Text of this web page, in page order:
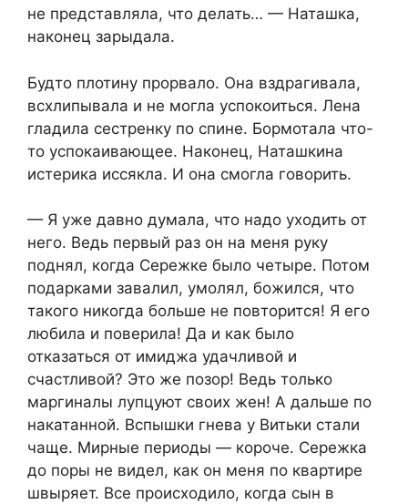
не представляла, что делать… — Наташка,
наконец зарыдала.
Будто плотину прорвало. Она вздрагивала,
всхлипывала и не могла успокоиться. Лена
гладила сестренку по спине. Бормотала что-
то успокаивающее. Наконец, Наташкина
истерика иссякла. И она смогла говорить.
— Я уже давно думала, что надо уходить от
него. Ведь первый раз он на меня руку
поднял, когда Сережке было четыре. Потом
подарками завалил, умолял, божился, что
такого никогда больше не повторится! Я его
любила и поверила! Да и как было
отказаться от имиджа удачливой и
счастливой? Это же позор! Ведь только
маргиналы лупцуют своих жен! А дальше по
накатанной. Вспышки гнева у Витьки стали
чаще. Мирные периоды — короче. Сережка
до поры не видел, как он меня по квартире
швыряет. Все происходило, когда сын в